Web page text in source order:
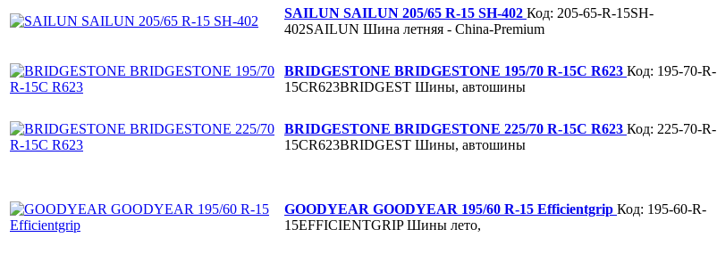
SAILUN SAILUN 205/65 R-15 SH-402 Код: 205-65-R-15SH-
402SAILUN Шина летняя - China-Premium
BRIDGESTONE BRIDGESTONE 195/70 R-15C R623 Код: 195-70-R-
15CR623BRIDGEST Шины, автошины
BRIDGESTONE BRIDGESTONE 225/70 R-15C R623 Код: 225-70-R-
15CR623BRIDGEST Шины, автошины
GOODYEAR GOODYEAR 195/60 R-15 Efficientgrip Код: 195-60-R-
15EFFICIENTGRIP Шины лето,